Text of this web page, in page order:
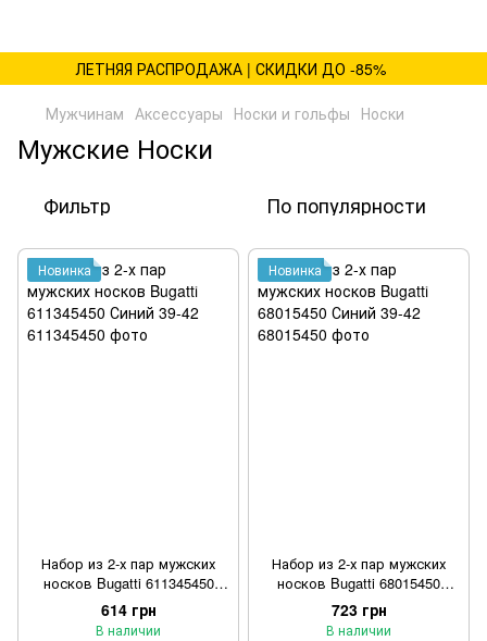
ЛЕТНЯЯ РАСПРОДАЖА | СКИДКИ ДО -85%
Мужчинам Аксессуары Носки и гольфы Носки
Мужские Носки
Фильтр По популярности
Новинка
Набор из 2-х пар мужских
носков Bugatti 611345450
Синий 39-42
614 грн
В наличии
Новинка
Набор из 2-х пар мужских
носков Bugatti 68015450
Синий 39-42
723 грн
В наличии